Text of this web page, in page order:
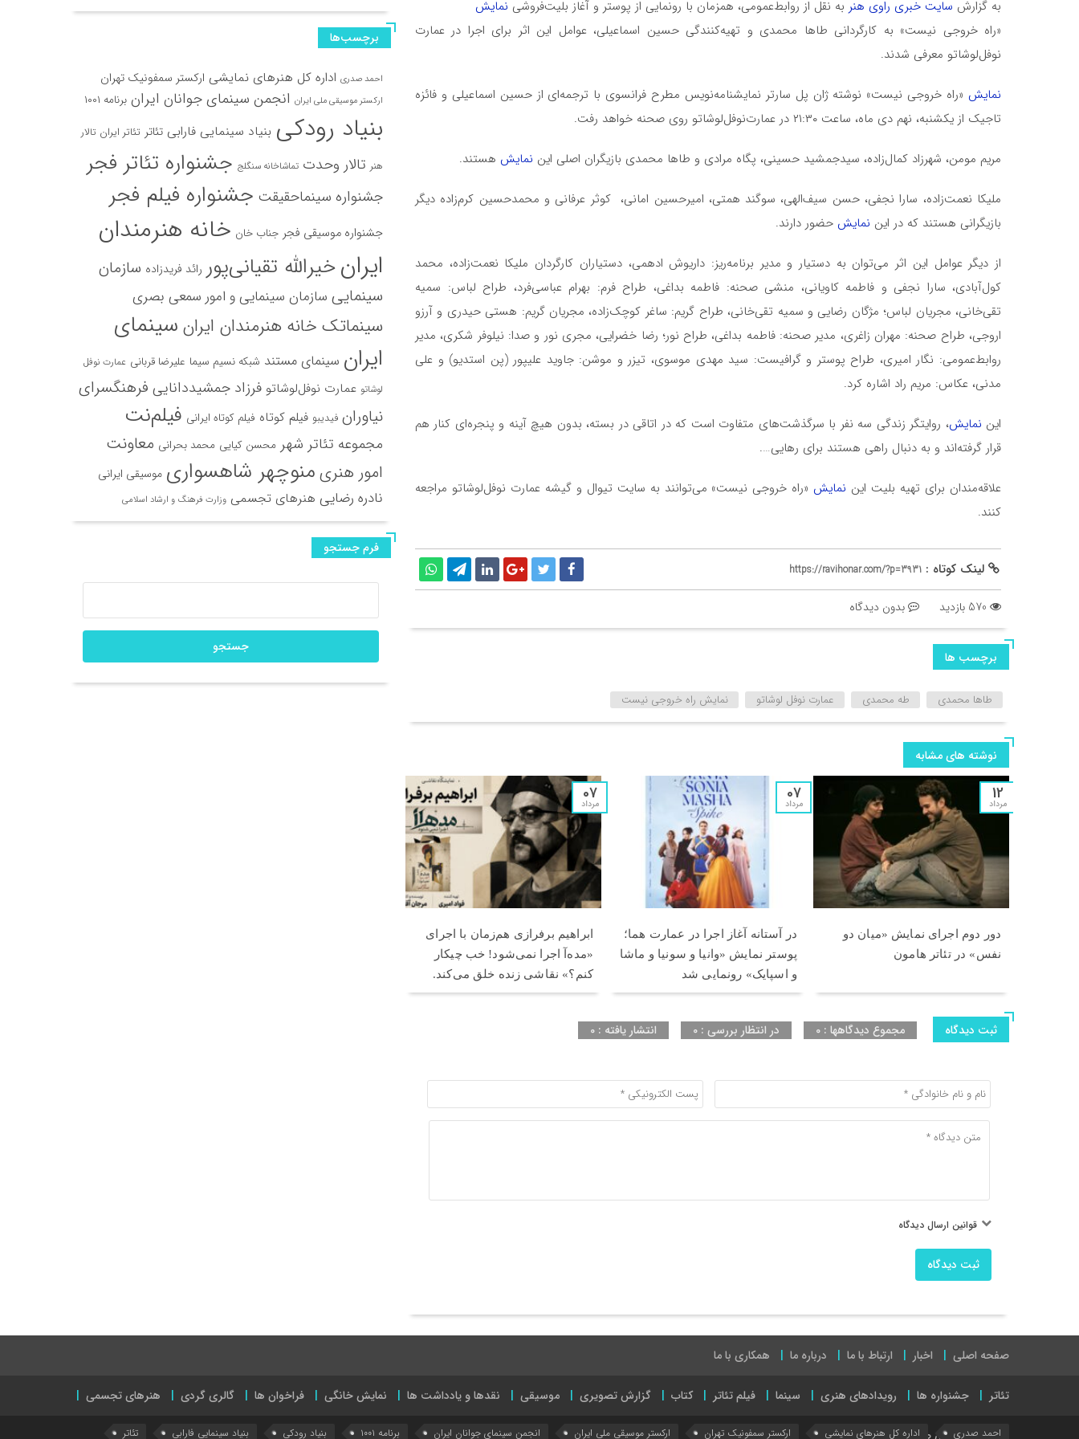
آنتوان دوسنت‌اگزوپری
که در خیابان به دنبال نان می‌گردد!
به گزارش سایت خبری راوی هنر به نقل از روابط‌عمومی، همزمان با رونمایی از پوستر و آغاز بلیت‌فروشی نمایش
«راه خروجی نیست» به کارگردانی طاها محمدی و تهیه‌کنندگی حسین اسماعیلی، عوامل این اثر برای اجرا در عمارت
نوفل‌لوشاتو معرفی شدند.
نمایش «راه خروجی نیست» نوشته ژان پل سارتر نمایشنامه‌نویس مطرح فرانسوی با ترجمه‌ای از حسین اسماعیلی و فائزه
تاجیک از یکشنبه، نهم دی ماه، ساعت ۲۱:۳۰ در عمارت‌نوفل‌لوشاتو روی صحنه خواهد رفت.
مریم مومن، شهرزاد کمال‌زاده، سیدجمشید حسینی، پگاه مرادی و طاها محمدی بازیگران اصلی این نمایش هستند.
ملیکا نعمت‌زاده، سارا نجفی، حسن سیف‌الهی‌، سوگند همتی، امیرحسین امانی، کوثر عرفانی و محمدحسین کرم‌زاده دیگر
بازیگرانی هستند که در این نمایش حضور دارند.
از دیگر عوامل این اثر می‌توان به دستیار و مدیر برنامه‌ریز: داریوش ادهمی، دستیاران کارگردان ملیکا نعمت‌زاده، محمد
کول‌آبادی، سارا نجفی و فاطمه کاویانی، منشی صحنه: فاطمه بداغی، طراح فرم: بهرام عباسی‌فرد، طراح لباس: سمیه
تقی‌خانی، مجریان لباس؛ مژگان رضایی و سمیه تقی‌خانی، طراح گریم: ساغر کوچک‌زاده، مجریان گریم: هستی حیدری و آرزو
اروجی، طراح صحنه: مهران زاغری، مدیر صحنه: فاطمه بداغی، طراح نور؛ رضا خضرایی، مجری نور و صدا: نیلوفر شکری، مدیر
روابط‌عمومی: نگار امیری، طراح پوستر و گرافیست: سید مهدی موسوی، تیزر و موشن: جاوید علیپور (پن استدیو) و علی
مدنی، عکاس: مریم راد اشاره کرد.
این نمایش، روایتگر زندگی سه نفر با سرگذشت‌های متفاوت است که در اتاقی در بسته، بدون هیچ آینه و پنجره‌ای کنار هم
قرار گرفته‌اند و به دنبال راهی هستند برای رهایی….
علاقه‌مندان برای تهیه بلیت این نمایش «راه خروجی نیست» می‌توانند به سایت تیوال و گیشه عمارت نوفل‌لوشاتو مراجعه
کنند.
لینک کوتاه : https://ravihonar.com/?p=3931
بدون دیدگاه
برچسب ها
طاها محمدی طه محمدی عمارت نوفل لوشاتو نمایش راه خروجی نیست
نوشته های مشابه
12
مرداد
دور دوم اجرای نمایش «میان دو
نفس» در تئاتر هامون
07
مرداد
در آستانه آغاز اجرا در عمارت هما؛
پوستر نمایش «وانیا و سونیا و ماشا
و اسپایک» رونمایی شد
07
مرداد
ابراهیم برفرازی هم‌زمان با اجرای
«مده‌آ اجرا نمی‌شود! خب چیکار
کنم؟» نقاشی زنده خلق می‌کند.
ثبت دیدگاه مجموع دیدگاهها : 0 در انتظار بررسی : 0 انتشار یافته : 0
قوانین ارسال دیدگاه
ثبت دیدگاه
برچسب‌ها
احمد صدری اداره کل هنرهای نمایشی ارکستر سمفونیک تهران
ارکستر موسیقی ملی ایران انجمن سینمای جوانان ایران برنامه ۱۰۰۱
بنیاد رودکی بنیاد سینمایی فارابی تئاتر تئاتر ایران تالار
هنر تالار وحدت تماشاخانه سنگلج جشنواره تئاتر فجر
جشنواره سینماحقیقت جشنواره فیلم فجر
جشنواره موسیقی فجر جناب خان خانه هنرمندان
ایرانخیرالله تقیانی‌پور رائد فریدزاده سازمان
سینمایی سازمان سینمایی و امور سمعی بصری
سینماتک خانه هنرمندان ایران سینمای
ایران سینمای مستند شبکه نسیم سیما علیرضا قربانی عمارت نوفل
لوشاتو عمارت نوفل‌لوشاتو فرزاد جمشیددانایی فرهنگسرای
نیاوران فیدیبو فیلم کوتاه فیلم کوتاه ایرانی فیلم‌نت
مجموعه تئاتر شهر محسن کیایی محمد بحرانی معاونت
امور هنریمنوچهر شاهسواری موسیقی ایرانی
نادره رضایی هنرهای تجسمی وزارت فرهنگ و ارشاد اسلامی
فرم جستجو
صفحه اصلی اخبار ارتباط با ما درباره ما همکاری با ما
تئاتر جشنواره ها رویدادهای هنری سینما فیلم تئاتر کتاب گزارش تصویری موسیقی نقدها و یادداشت ها نمایش خانگی فراخوان ها گالری گردی هنرهای تجسمی
احمد صدری اداره کل هنرهای نمایشی ارکستر سمفونیک تهران ارکستر موسیقی ملی ایران انجمن سینمای جوانان ایران برنامه ۱۰۰۱ بنیاد رودکی بنیاد سینمایی فارابی تئاتر